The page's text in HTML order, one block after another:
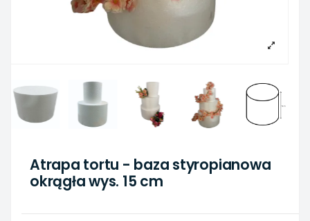
Atrapa tortu - baza styropianowa
okrągła wys. 15 cm